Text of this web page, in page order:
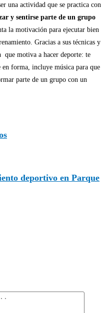
una actividad que se practica con
y sentirse parte de un grupo
la motivación para ejecutar bien
Gracias a sus técnicas y
que motiva a hacer deporte: te
en forma, incluye música para que
parte de un grupo con un
deportivo en Parque